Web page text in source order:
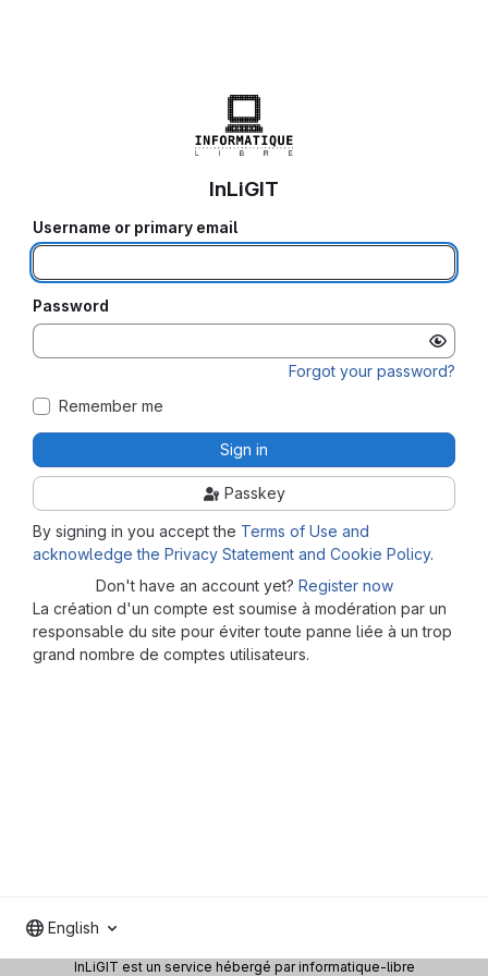
La création d'un compte est soumise à modération par un
responsable du site pour éviter toute panne liée à un trop
grand nombre de comptes utilisateurs.
InLiGIT
Username or primary email
Password
Forgot your password?
Remember me
Sign in
Passkey
By signing in you accept the Terms of Use and
acknowledge the Privacy Statement and Cookie Policy.
Don't have an account yet? Register now
English
InLiGIT est un service hébergé par informatique-libre